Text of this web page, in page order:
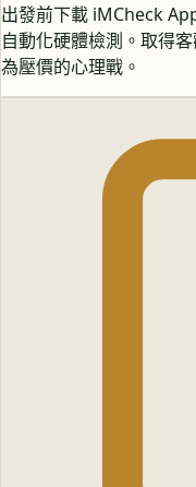
出發前下載 iMCheck
自動化硬體檢測。取得
為壓價的心理戰。